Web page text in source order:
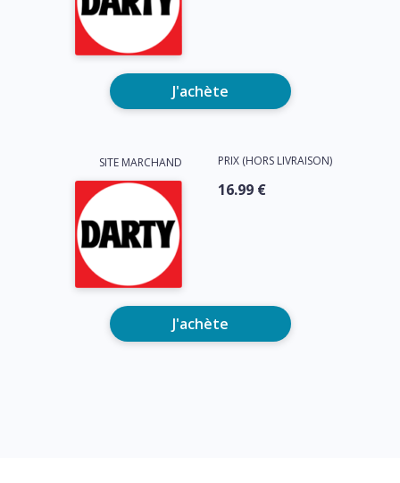
J'achète
SITE MARCHAND PRIX (HORS LIVRAISON)
16.99 €
J'achète